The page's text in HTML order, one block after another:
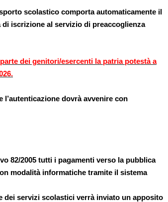
scolastico comporta automaticamente il
iscrizione al servizio di preaccoglienza
dei genitori/esercenti la patria potestà a
l’autenticazione dovrà avvenire con
82/2005 tutti i pagamenti verso la pubblica
modalità informatiche tramite il sistema
dei servizi scolastici verrà inviato un apposito